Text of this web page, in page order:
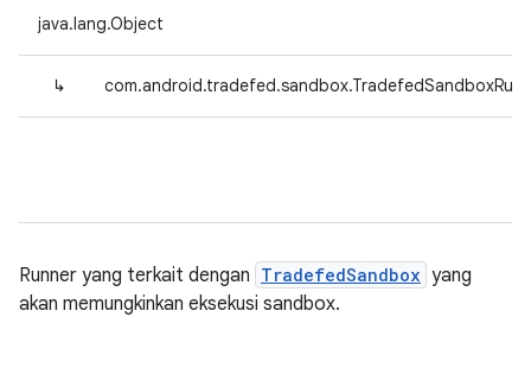
java.lang.Object
↳
Runner yang terkait dengan TradefedSandbox yang
akan memungkinkan eksekusi sandbox.